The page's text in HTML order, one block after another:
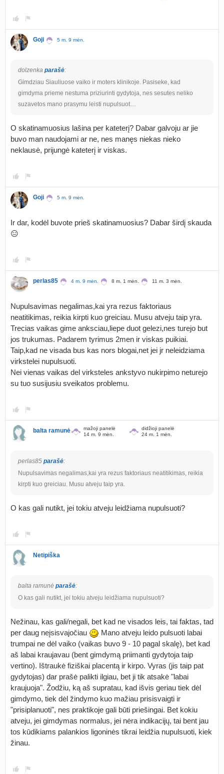
Goji 5 m. 9 mėn.
dolzenka parašė:
Gimdziau Siauliuose vaiko ir moters klinikoje. Pasiseke, kad
gimdyma prieme nestuma priziurinti gydytoja, nes sesutes neliko
suzavetos mano prasymu leisti nupulsuot…
O skatinamuosius lašina per kateterį? Dabar galvoju ar jie
buvo man naudojami ar ne, nes manęs niekas nieko
neklausė, prijungė kateterį ir viskas.
Goji 5 m. 9 mėn.
Ir dar, kodėl buvote prieš skatinamuosius? Dabar širdį skauda
😑
perlas85 4 m. 9 mėn. 8 m. 1 mėn. 11 m. 3 mėn.
Nupulsavimas negalimas,kai yra rezus faktoriaus
neatitikimas, reikia kirpti kuo greiciau. Musu atveju taip yra.
Trecias vaikas gime anksciau,liepe duot gelezi,nes turejo but
jos trukumas. Padarem tyrimus 2men ir viskas puikiai.
Taip,kad ne visada bus kas nors blogai,net jei jr neleidziama
virkstelei nupulsuoti.
Nei vienas vaikas del virksteles ankstyvo nukirpimo neturejo
su tuo susijusiu sveikatos problemu.
balta ramunė
mažoji panelė
14 m. 9 mėn.
didžioji panelė
24 m. 1 mėn.
perlas85 parašė:
Nupulsavimas negalimas,kai yra rezus faktoriaus neatitikimas, reikia
kirpti kuo greiciau. Musu atveju taip yra.
O kas gali nutikt, jei tokiu atveju leidžiama nupulsuoti?
Netipiška
balta ramunė parašė:
O kas gali nutikt, jei tokiu atveju leidžiama nupulsuoti?
Nežinau, kas gali/negali, bet kad ne visados leis, tai faktas, tad
per daug neįsisvajočiau
Mano atveju leido pulsuoti labai
trumpai ne dėl vaiko (vaikas buvo 9 - 10 pagal skalę), bet kad
aš labai kraujavau (bent gimdymą priimanti gydytoja taip
vertino). Ištraukė fiziškai placentą ir kirpo. Vyras (jis taip pat
gydytojas) dar prašė palikti ilgiau, bet ji tik atsakė "labai
kraujuoja". Žodžiu, ką aš supratau, kad išvis geriau tiek dėl
gimdymo, tiek dėl žindymo kuo mažiau prisisvaigti ir
"prisiplanuoti", nes praktikoje gali būti priešingai. Bet kokiu
atveju, jei gimdymas normalus, jei nėra indikacijų, tai bent jau
tos kūdikiams palankios ligoninės tikrai leidžia nupulsuoti, kiek
žinau.